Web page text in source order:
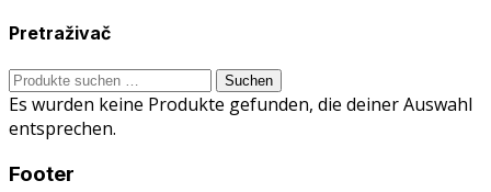
Pretraživač
Suche
nach:
Suchen
Es wurden keine Produkte gefunden, die deiner Auswahl
entsprechen.
Footer